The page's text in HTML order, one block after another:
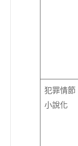
犯罪情節
小說化